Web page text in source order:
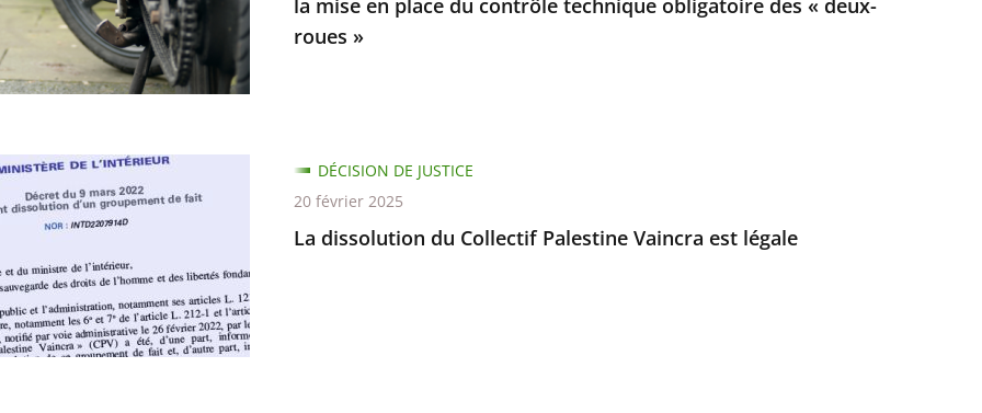
la mise en place du contrôle technique obligatoire des « deux-
roues »
La dissolution du Collectif Palestine Vaincra est légale
DÉCISION DE JUSTICE
20 février 2025